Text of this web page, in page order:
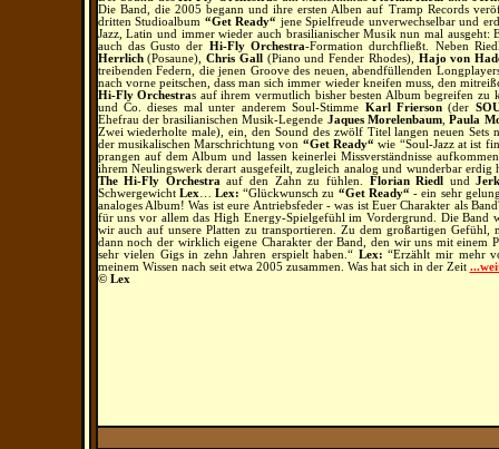
Die Band, die 2005 begann und ihre ersten Alben auf Tramp Records
dritten Studioalbum “Get Ready“ jene Spielfreude unverwechselbar und
Jazz, Latin und immer wieder auch brasilianischer Musik nun mal
auch das Gusto der Hi-Fly Orchestra-Formation durchfließt. Neben
Herrlich(Posaune), Chris Gall (Piano und Fender Rhodes), Hajo von
treibenden Federn, die jenen Groove des neuen, abendfüllenden
nach vorne peitschen, dass man sich immer wieder kneifen muss, den
Hi-Fly Orchestras auf ihrem vermutlich bisher besten Album begreifen zu
und Co. dieses mal unter anderem Soul-Stimme Karl Frierson (der
Ehefrau der brasilianischen Musik-Legende Jaques Morelenbaum,Paula
Zwei wiederholte male), ein, den Sound des zwölf Titel langen neuen Sets
der musikalischen Marschrichtung von “Get Ready“ wie “Soul-Jazz at ist
prangen auf dem Album und lassen keinerlei Missverständnisse
ihrem Neulingswerk derart ausgefeilt, zugleich analog und wunderbar
The Hi-Fly Orchestra auf den Zahn zu fühlen. Florian Riedl und
Schwergewicht Lex Lex: “Glückwunsch zu “Get Ready“ - ein sehr
analoges Album! Was ist eure Antriebsfeder - was ist Euer Charakter als
für uns vor allem das High Energy-Spielgefühl im Vordergrund. Die Band
wir auch auf unsere Platten zu transportieren. Zu dem großartigen
dann noch der wirklich eigene Charakter der Band, den wir uns mit einem
sehr vielen Gigs in zehn Jahren erspielt haben.“ Lex:“Erzählt mir mehr
meinem Wissen nach seit etwa 2005 zusammen. Was hat sich in der Zeit
© Lex